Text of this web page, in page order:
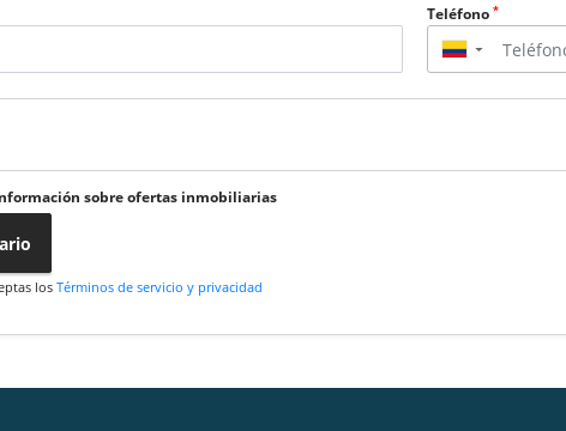
Teléfono *
▼
sobre ofertas inmobiliarias
losTérminos de servicio y privacidad